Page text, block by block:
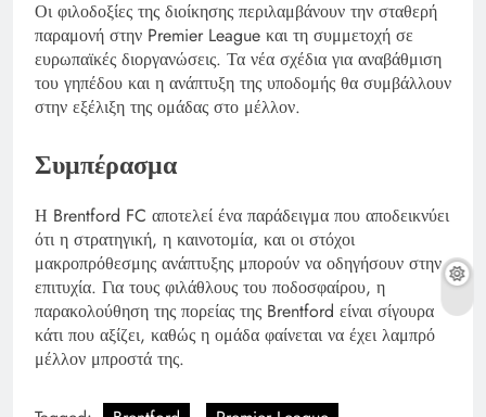
Οι φιλοδοξίες της διοίκησης περιλαμβάνουν την σταθερή
παραμονή στην Premier League και τη συμμετοχή σε
ευρωπαϊκές διοργανώσεις. Τα νέα σχέδια για αναβάθμιση
του γηπέδου και η ανάπτυξη της υποδομής θα συμβάλλουν
στην εξέλιξη της ομάδας στο μέλλον.
Συμπέρασμα
Η Brentford FC αποτελεί ένα παράδειγμα που αποδεικνύει
ότι η στρατηγική, η καινοτομία, και οι στόχοι
μακροπρόθεσμης ανάπτυξης μπορούν να οδηγήσουν στην
επιτυχία. Για τους φιλάθλους του ποδοσφαίρου, η
παρακολούθηση της πορείας της Brentford είναι σίγουρα
κάτι που αξίζει, καθώς η ομάδα φαίνεται να έχει λαμπρό
μέλλον μπροστά της.